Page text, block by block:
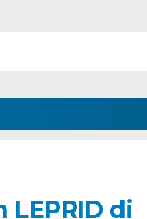
LEPRID di